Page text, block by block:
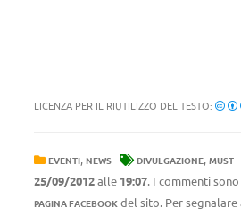
LICENZA PER IL RIUTILIZZO DEL TESTO:
EVENTI, NEWS DIVULGAZIONE, MUST
25/09/2012alle 19:07. I commenti
PAGINA FACEBOOK del sito. Per